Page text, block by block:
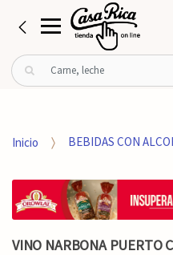
B
u
r
o
Inicio BEBIDAS CON
VINO NARBONA PUERTO